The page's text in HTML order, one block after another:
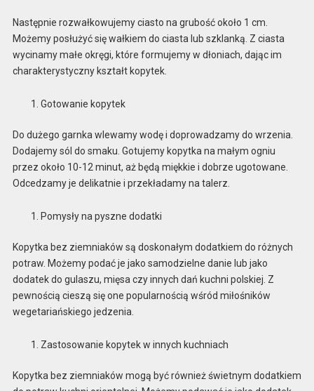
Następnie rozwałkowujemy ciasto na grubość około 1 cm.
Możemy posłużyć się wałkiem do ciasta lub szklanką. Z ciasta
wycinamy małe okręgi, które formujemy w dłoniach, dając im
charakterystyczny kształt kopytek.
Gotowanie kopytek
Do dużego garnka wlewamy wodę i doprowadzamy do wrzenia.
Dodajemy sól do smaku. Gotujemy kopytka na małym ogniu
przez około 10-12 minut, aż będą miękkie i dobrze ugotowane.
Odcedzamy je delikatnie i przekładamy na talerz.
Pomysły na pyszne dodatki
Kopytka bez ziemniaków są doskonałym dodatkiem do różnych
potraw. Możemy podać je jako samodzielne danie lub jako
dodatek do gulaszu, mięsa czy innych dań kuchni polskiej. Z
pewnością cieszą się one popularnością wśród miłośników
wegetariańskiego jedzenia.
Zastosowanie kopytek w innych kuchniach
Kopytka bez ziemniaków mogą być również świetnym dodatkiem